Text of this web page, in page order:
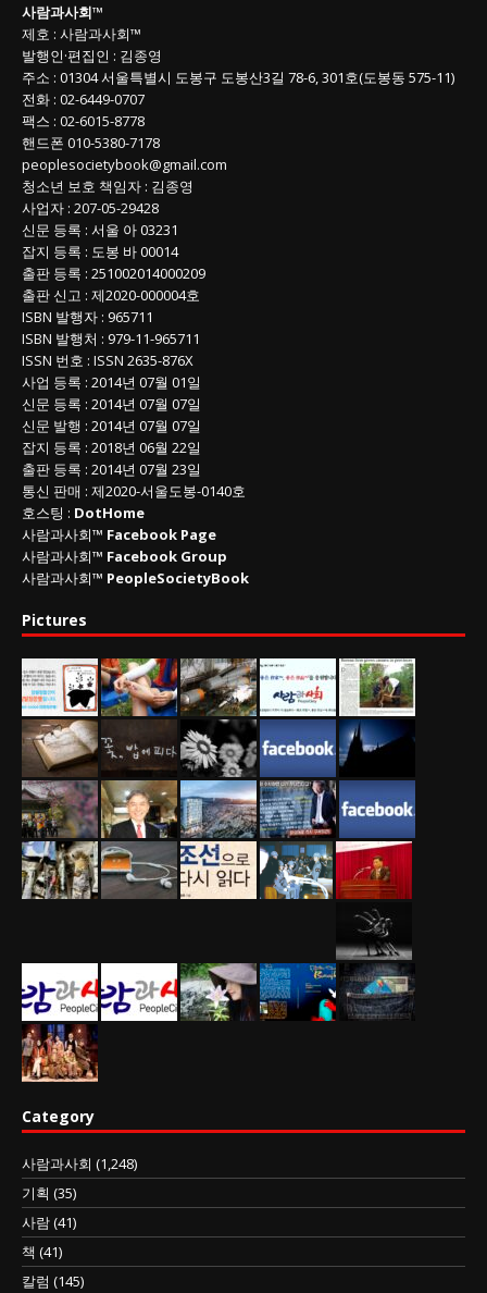
목
록
사람과사회™
제호 : 사람과사회™
발행인·편집인 : 김종영
주소 : 01304서울특별시 도봉구 도봉산3길 78-6, 301호(도봉동 575-11)
전화 : 02-6449-0707
팩스 : 02-6015-8778
핸드폰 010-5380-7178
peoplesocietybook@gmail.com
청소년 보호 책임자 : 김종영
사업자 : 207-05-29428
신문 등록 : 서울 아 03231
잡지 등록 : 도봉 바 00014
출판 등록 : 251002014000209
출판 신고 : 제2020-000004호
ISBN 발행자 : 965711
ISBN 발행처 : 979-11-965711
ISSN 번호 : ISSN 2635-876X
사업 등록 : 2014년 07월 01일
신문 등록 : 2014년 07월 07일
신문 발행 : 2014년 07월 07일
잡지 등록 : 2018년 06월 22일
출판 등록 : 2014년 07월 23일
통신 판매 : 제2020-서울도봉-0140호
호스팅 : DotHome
사람과사회™ Facebook Page
사람과사회™ Facebook Group
사람과사회™ PeopleSocietyBook
Pictures
Category
사람과사회 (1,248)
기획 (35)
사람(41)
책 (41)
칼럼 (145)